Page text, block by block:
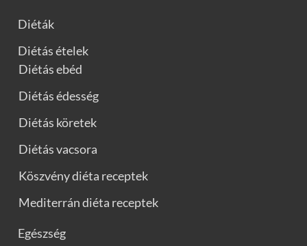
Diéták
Diétás ételek
Diétás ebéd
Diétás édesség
Diétás köretek
Diétás vacsora
Köszvény diéta receptek
Mediterrán diéta receptek
Egészség